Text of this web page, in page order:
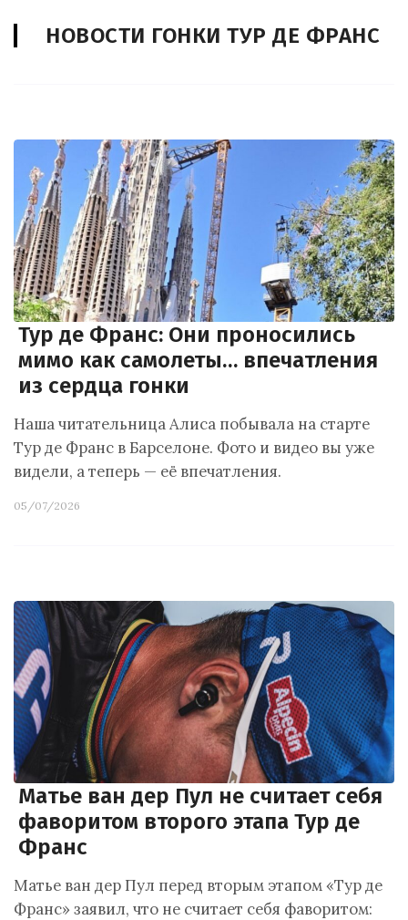
НОВОСТИ ГОНКИ ТУР ДЕ ФРАНС
Тур де Франс: Они проносились
мимо как самолеты… впечатления
из сердца гонки
Наша читательница Алиса побывала на старте
Тур де Франс в Барселоне. Фото и видео вы уже
видели, а теперь — её впечатления.
05/07/2026
Матье ван дер Пул не считает себя
фаворитом второго этапа Тур де
Франс
Матье ван дер Пул перед вторым этапом «Тур де
Франс» заявил, что не считает себя фаворитом: